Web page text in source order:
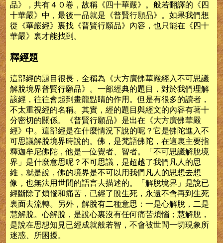
品》，共有４０卷，故稱《四十華嚴》。般若翻譯的《四
十華嚴》中，最後一品就是《普賢行願品》。如果我們想
從《華嚴經》裏找《普賢行願品》內容，也只能在《四十
華嚴》裏才能找到。
釋經題
這部經的題目很長，全稱為《大方廣佛華嚴經入不可思議
解脫境界普賢行願品》。一部經典的題目，對於我們理解
該經，往往會起到畫龍點睛的作用。但是有很多的讀者，
不太重視經的名稱。其實，經的題目與經文的內容有著十
分密切的關係。《普賢行願品》是出在《大方廣佛華嚴
經》中。這部經是在什麼情況下說的呢？它是佛陀進入不
可思議解脫境界時說的。佛，是梵語佛陀，在這裏主要指
釋迦牟尼佛陀，他是一位覺者、智者。「不可思議解脫境
界」是什麼意思呢？不可思議，是超越了我們凡人的思
維，就是說，佛的境界是不可以用我們凡人的思想去想
像，也無法用世間的語言去描述的。「解脫境界」是說已
經斷除了煩惱和痛苦，已經了脫生死，永遠不會再到生死
裏面去流轉。另外，解脫有二種意思：一是心解脫，二是
慧解脫。心解脫，是說心裏沒有任何痛苦煩惱；慧解脫，
是說在思想知見已經成就般若智，不會被世間一切現象所
迷惑、所困擾。